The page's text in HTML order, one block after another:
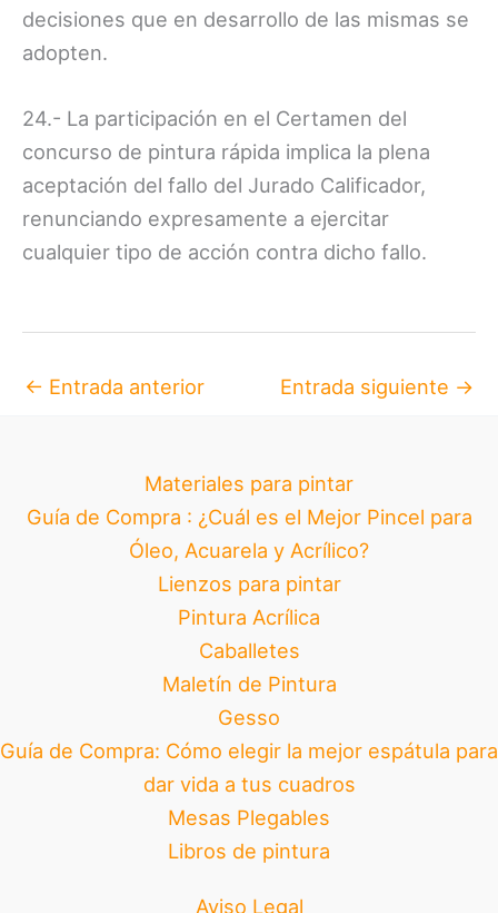
decisiones que en desarrollo de las mismas se
adopten.
24.- La participación en el Certamen del
concurso de pintura rápida implica la plena
aceptación del fallo del Jurado Calificador,
renunciando expresamente a ejercitar
cualquier tipo de acción contra dicho fallo.
← Entrada anterior Entrada siguiente →
Materiales para pintar
Guía de Compra : ¿Cuál es el Mejor Pincel para
Óleo, Acuarela y Acrílico?
Lienzos para pintar
Pintura Acrílica
Caballetes
Maletín de Pintura
Gesso
Guía de Compra: Cómo elegir la mejor espátula para
dar vida a tus cuadros
Mesas Plegables
Libros de pintura
Aviso Legal